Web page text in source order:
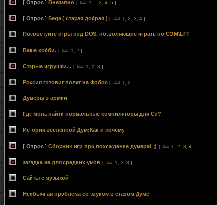
[ Опрос ] Внезапно [ 1 3 4 5 ]
[ Опрос ] Sega ( старая добрая ) [ 1 2 3 4 ]
Посоветуйте игры под DOS, позволяющие играть по COM\LPT
Ваше хобби. [ 1 2 ]
Старые игрушки... [ 1 2 3 ]
Россия готовит полет на Фобос [ 1 2 ]
Думеры в армии
Где мона найти нормальные компиляторы для Си?
История вселенной Дум:Как и почему
[ Опрос ] Сборник игр про похождение думера! ;) [ 1 2 3 4 ]
загадка не для средних умов [ 1 2 3 ]
Сайты с музыкой
Необычная проблема со звуком в старом Думе